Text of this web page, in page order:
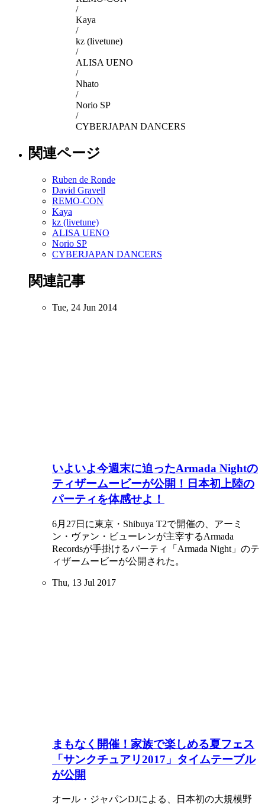
/
Kaya
/
kz (livetune)
/
ALISA UENO
/
Nhato
/
Norio SP
/
CYBERJAPAN DANCERS
関連ページ
Ruben de Ronde
David Gravell
REMO-CON
Kaya
kz (livetune)
ALISA UENO
Norio SP
CYBERJAPAN DANCERS
関連記事
Tue, 24 Jun 2014
いよいよ今週末に迫ったArmada Nightの
ティザームービーが公開！日本初上陸の
パーティを体感せよ！
6月27日に東京・Shibuya T2で開催の、アーミ
ン・ヴァン・ビューレンが主宰するArmada
Recordsが手掛けるパーティ「Armada Night」のテ
ィザームービーが公開された。
Thu, 13 Jul 2017
まもなく開催！家族で楽しめる夏フェス
「サンクチュアリ2017」タイムテーブル
が公開
オール・ジャパンDJによる、日本初の大規模野